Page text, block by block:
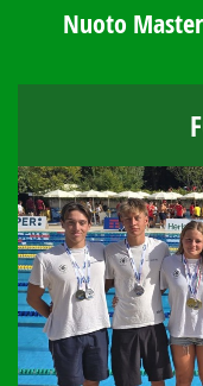
Nuoto Master